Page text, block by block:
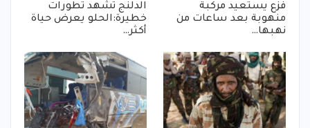
فزع يستعيد مركبة
منهوبة بعد ساعات من
نهبها…
الدلنج تشهد تطورات
خطيرة:الحلو يعرض حياة
أكثر…